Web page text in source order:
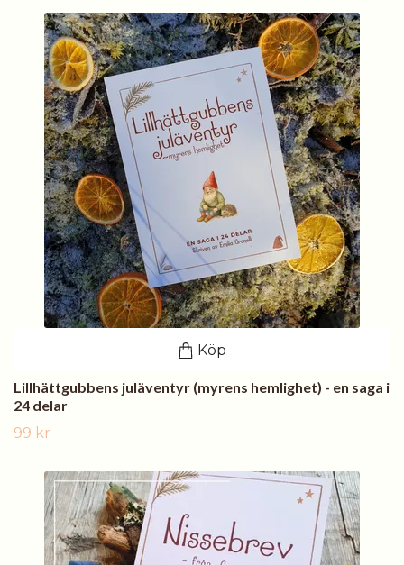
Köp
Lillhättgubbens juläventyr (myrens hemlighet) - en saga i
24 delar
99 kr